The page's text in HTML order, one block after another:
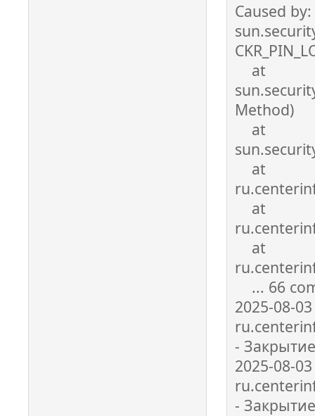
Caused by:
at
Method)
at
at
at
at
... 66
2025-08-
-
2025-08-
-